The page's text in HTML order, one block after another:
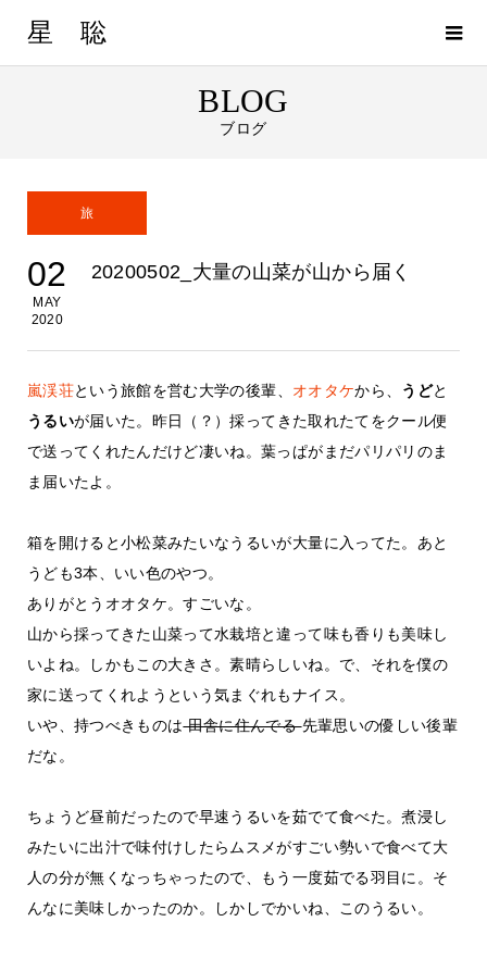
星 聡
BLOG
ブログ
旅
02
MAY
2020
20200502_大量の山菜が山から届く
嵐渓荘という旅館を営む大学の後輩、 オオタケから、 うどと
うるいが届いた。昨日（？）採ってきた取れたてをクール便
で送ってくれたんだけど凄いね。葉っぱがまだパリパリのま
ま届いたよ。
箱を開けると小松菜みたいなうるいが大量に入ってた。あと
うども3本、いい色のやつ。
ありがとうオオタケ。すごいな。
山から採ってきた山菜って水栽培と違って味も香りも美味し
いよね。しかもこの大きさ。素晴らしいね。で、それを僕の
家に送ってくれようという気まぐれもナイス。
いや、持つべきものは田舎に住んでる先輩思いの優しい後輩
だな。
ちょうど昼前だったので早速うるいを茹でて食べた。煮浸し
みたいに出汁で味付けしたらムスメがすごい勢いで食べて大
人の分が無くなっちゃったので、もう一度茹でる羽目に。そ
んなに美味しかったのか。しかしでかいね、このうるい。